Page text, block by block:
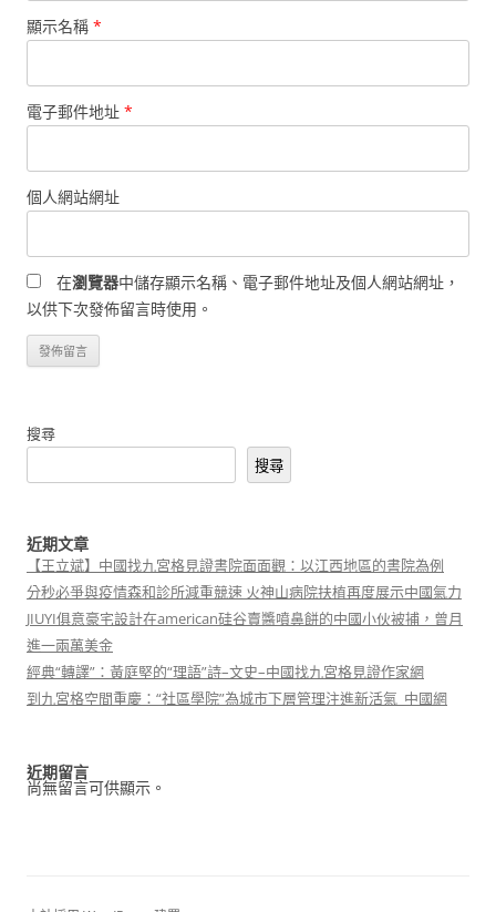
顯示名稱 *
電子郵件地址 *
個人網站網址
在瀏覽器中儲存顯示名稱、電子郵件地址及個人網站網址，
以供下次發佈留言時使用。
搜尋
搜尋
近期文章
【王立斌】中國找九宮格見證書院面面觀：以江西地區的書院為例
分秒必爭與疫情森和診所減重競速 火神山病院扶植再度展示中國氣力
JIUYI俱意豪宅設計在american硅谷賣醬噴鼻餅的中國小伙被捕，曾月
進一兩萬美金
經典“轉譯”：黃庭堅的“理語”詩–文史–中國找九宮格見證作家網
到九宮格空間重慶：“社區學院”為城市下層管理注進新活氣_中國網
近期留言
尚無留言可供顯示。